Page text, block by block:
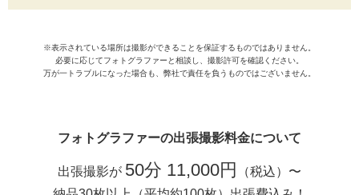
※表示されている場所は撮影ができることを保証するものではありません。
必要に応じてフォトグラファーと相談し、撮影許可を確認ください。
万が一トラブルになった場合も、弊社で責任を負うものではございません。
フォトグラファーの出張撮影料金について
出張撮影が 50分 11,000円
（税込）〜